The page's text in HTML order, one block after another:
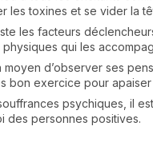
les toxines et se vider la
les facteurs
qui les
moyen d’observer ses
bon exercice pour apaiser
psychiques, il
des personnes positives.